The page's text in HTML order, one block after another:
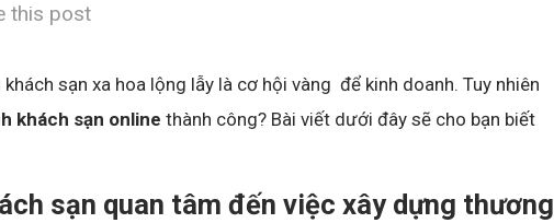
this post
sạn xa hoa lộng lẫy là cơ hội vàng để kinh doanh. Tuy nhiên
khách sạn online thành công? Bài viết dưới đây sẽ cho bạn biết
sạn quan tâm đến việc xây dựng thương